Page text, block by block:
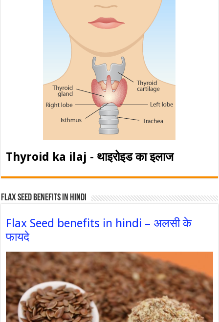
Thyroid ka ilaj - थाइरोइड का इलाज
Flax Seed Benefits in hindi
Flax Seed benefits in hindi – अलसी के
फायदे